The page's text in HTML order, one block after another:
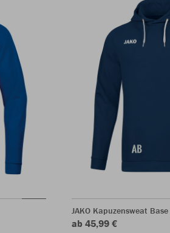
JAKO Kapuzensweat Base
ab 45,99 €